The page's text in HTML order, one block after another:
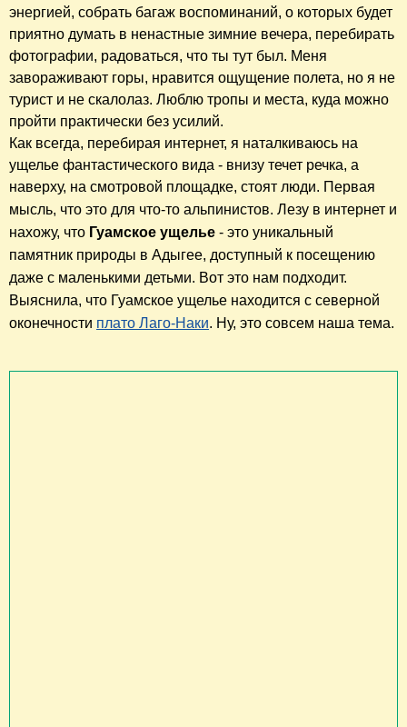
энергией, собрать багаж воспоминаний, о которых будет
приятно думать в ненастные зимние вечера, перебирать
фотографии, радоваться, что ты тут был. Меня
завораживают горы, нравится ощущение полета, но я не
турист и не скалолаз. Люблю тропы и места, куда можно
пройти практически без усилий.
Как всегда, перебирая интернет, я наталкиваюсь на
ущелье фантастического вида - внизу течет речка, а
наверху, на смотровой площадке, стоят люди. Первая
мысль, что это для что-то альпинистов. Лезу в интернет и
нахожу, что Гуамское ущелье - это уникальный
памятник природы в Адыгее, доступный к посещению
даже с маленькими детьми. Вот это нам подходит.
Выяснила, что Гуамское ущелье находится с северной
оконечности плато Лаго-Наки. Ну, это совсем наша тема.